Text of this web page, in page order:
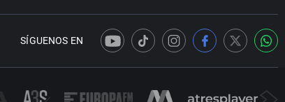
SÍGUENOS EN